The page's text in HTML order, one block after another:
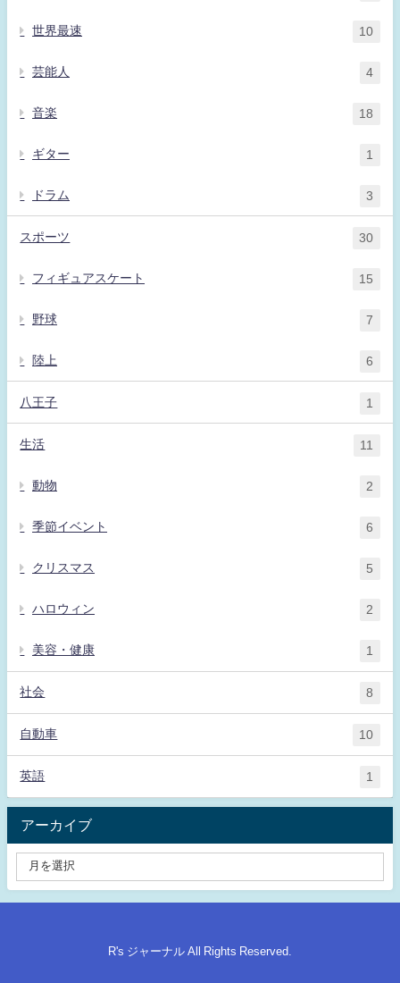
世界最速 10
芸能人 4
音楽 18
ギター 1
ドラム 3
スポーツ 30
フィギュアスケート 15
野球 7
陸上 6
八王子 1
生活 11
動物 2
季節イベント 6
クリスマス 5
ハロウィン 2
美容・健康 1
社会 8
自動車 10
英語 1
アーカイブ
R's ジャーナル All Rights Reserved.